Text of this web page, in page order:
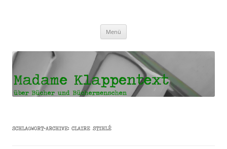
Menü
SCHLAGWORT-ARCHIVE: CLAIRE STIHLÉ